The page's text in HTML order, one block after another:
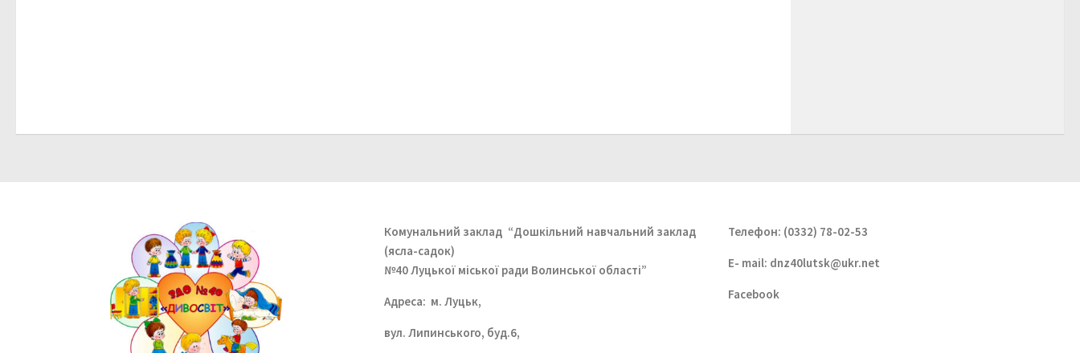
Комунальний заклад “Дошкільний навчальний заклад
(ясла-садок)
№40 Луцької міської ради Волинської області”
Aдреса: м. Луцьк,
вул. Липинського, буд.6,
Телефон: (0332) 78-02-53
E- mail: dnz40lutsk@ukr.net
Facebook